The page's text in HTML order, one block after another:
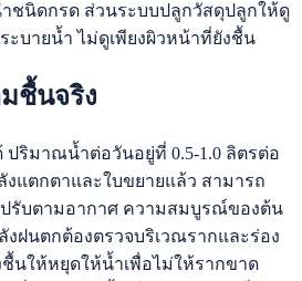
ชนิดกรด ส่วนระบบปลูกวัสดุปลูกให้ดู
บายน้ำ ไม่ดูเพียงผิวหน้าที่ยังชื้น
ชื้นจริง
ปริมาณน้ำต่อวันอยู่ที่ 0.5-1.0 ลิตรต่อ
งแตกตาและใบขยายแล้ว สามารถ
ปรับตามอากาศ ความสมบูรณ์ของต้น
ฝนตกต้องตรวจบริเวณรากและร่อง
นให้หยุดให้น้ำเพื่อไม่ให้รากขาด